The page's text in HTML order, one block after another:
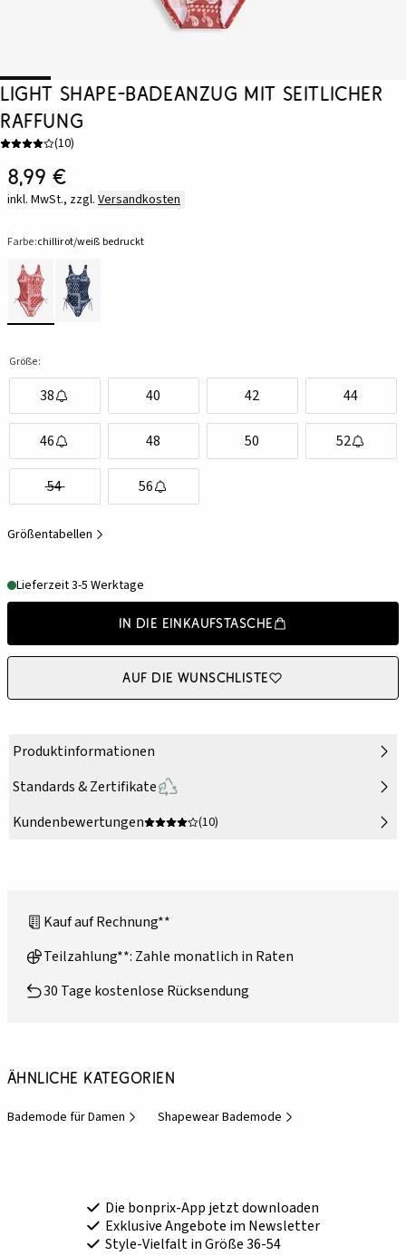
Light Shape-Badeanzug mit seitlicher
Raffung
(10)
8,99 €
inkl. MwSt., zzgl. Versandkosten
Farbe:chillirot/weiß bedruckt
Größe:
38 40 42 44
46 48 50 52
54 56
Größentabellen
Lieferzeit 3-5 Werktage
In die Einkaufstasche
Auf die Wunschliste
Produktinformationen
Standards & Zertifikate
Kundenbewertungen
(10)
Kauf auf Rechnung**
Teilzahlung**: Zahle monatlich in Raten
30 Tage kostenlose Rücksendung
Ähnliche Kategorien
Bademode für Damen Shapewear Bademode
Die bonprix-App jetzt downloaden
Exklusive Angebote im Newsletter
Style-Vielfalt in Größe 36-54